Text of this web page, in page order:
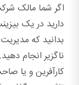
اگر شما مالک
دارید در یک
بدانید که
ناگزیر انجام
کارآفرین و یا